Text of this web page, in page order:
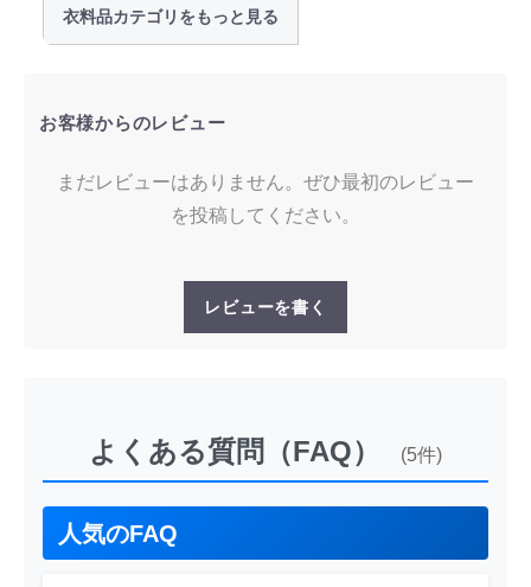
衣料品カテゴリをもっと見る
お客様からのレビュー
まだレビューはありません。ぜひ最初のレビュー
を投稿してください。
レビューを書く
よくある質問（FAQ） (5件)
人気のFAQ